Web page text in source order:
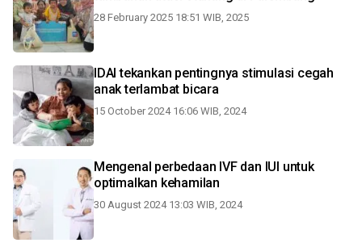
28 February 2025 18:51 WIB, 2025
IDAI tekankan pentingnya stimulasi cegah
anak terlambat bicara
15 October 2024 16:06 WIB, 2024
Mengenal perbedaan IVF dan IUI untuk
optimalkan kehamilan
30 August 2024 13:03 WIB, 2024